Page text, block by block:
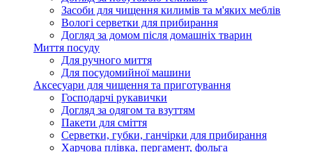
Засоби для чищення килимів та м'яких меблів
Вологі серветки для прибирання
Догляд за домом після домашніх тварин
Миття посуду
Для ручного миття
Для посудомийної машини
Аксесуари для чищення та приготування
Господарчі рукавички
Догляд за одягом та взуттям
Пакети для сміття
Серветки, губки, ганчірки для прибирання
Харчова плівка, пергамент, фольга